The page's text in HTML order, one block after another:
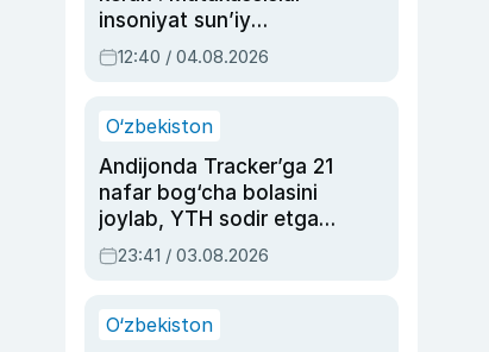
insoniyat sun’iy
intellektni boshqara
olmay qolishidan xavotir
12:40 / 04.08.2026
O‘zbekiston
Andijonda Tracker’ga 21
nafar bog‘cha bolasini
joylab, YTH sodir etgan
ayolga sud hukmi o‘qildi
23:41 / 03.08.2026
O‘zbekiston